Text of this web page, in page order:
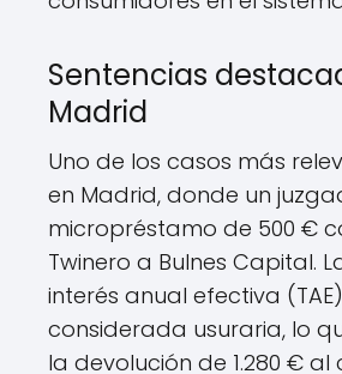
Sentencias
Madrid
Uno de los casos más
en Madrid, donde un
micropréstamo de 500 €
Twinero a Bulnes Capital.
interés anual efectiva (TAE)
considerada usuraria, lo
la devolución de 1.280 €